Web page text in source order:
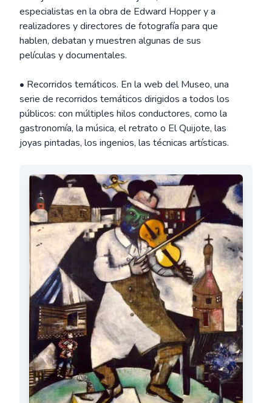
especialistas en la obra de Edward Hopper y a
realizadores y directores de fotografía para que
hablen, debatan y muestren algunas de sus
películas y documentales.
• Recorridos temáticos. En la web del Museo, una
serie de recorridos temáticos dirigidos a todos los
públicos: con múltiples hilos conductores, como la
gastronomía, la música, el retrato o El Quijote, las
joyas pintadas, los ingenios, las técnicas artísticas.